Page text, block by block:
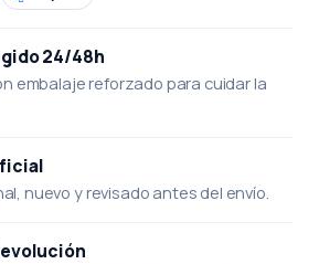
24/48h
embalaje reforzado para cuidar la
nuevo y revisado antes del envío.